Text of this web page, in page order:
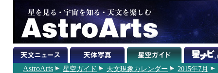
AstroArts 星空ガイド 天文現象カレンダー 2015年7月